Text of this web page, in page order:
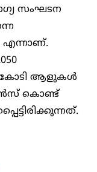
സംഘടന
എന്നാണ്.
ആളുകൾ
കൊണ്ട്